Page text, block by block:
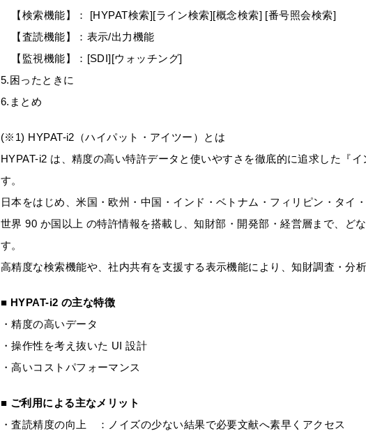
【検索機能】： [HYPAT検索][ライン検索][概念検索] [番号照会検索]
【査読機能】：表示/出力機能
【監視機能】：[SDI][ウォッチング]
5.困ったときに
6.まとめ
(※1) HYPAT-i2（ハイパット・アイツー）とは
HYPAT-i2 は、精度の高い特許データと使いやすさを徹底的に追求した『
す。
日本をはじめ、米国・欧州・中国・インド・ベトナム・フィリピン・タイ
世界 90 か国以上 の特許情報を搭載し、知財部・開発部・経営層まで、ど
す。
高精度な検索機能や、社内共有を支援する表示機能により、知財調査・分
■ HYPAT-i2 の主な特徴
・精度の高いデータ
・操作性を考え抜いた UI 設計
・高いコストパフォーマンス
■ ご利用による主なメリット
・査読精度の向上 ：ノイズの少ない結果で必要文献へ素早くアクセス